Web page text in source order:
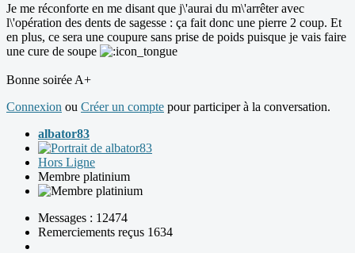
Je me réconforte en me disant que j\'aurai du m\'arrêter avec
l\'opération des dents de sagesse : ça fait donc une pierre 2 coup. Et
en plus, ce sera une coupure sans prise de poids puisque je vais faire
une cure de soupe
Bonne soirée A+
Connexion ou Créer un compte pour participer à la conversation.
albator83
Hors Ligne
Membre platinium
Messages : 12474
Remerciements reçus 1634